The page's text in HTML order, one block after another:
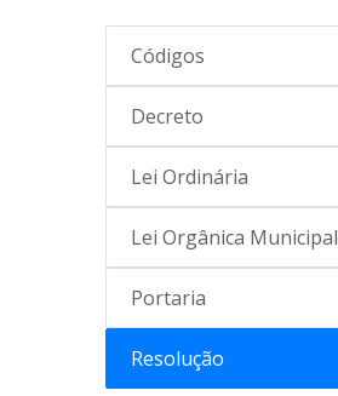
Códigos
Decreto
Lei Ordinária
Lei Orgânica Municipal
Portaria
Resolução